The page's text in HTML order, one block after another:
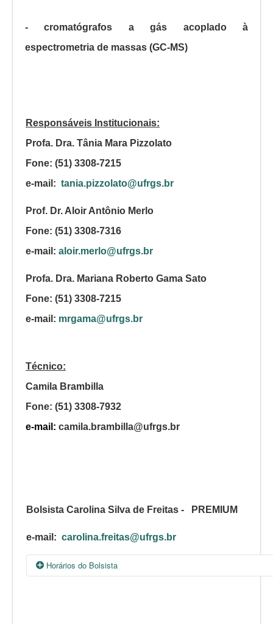
- cromatógrafos a gás acoplado à
espectrometria de massas (GC-MS)
Responsáveis ​​Institucionais:
Profa. Dra. Tânia Mara Pizzolato
Fone: (51) 3308-7215
e-mail: tania.pizzolato@ufrgs.br
Prof. Dr. Aloir Antônio Merlo
Fone: (51) 3308-7316
e-mail: aloir.merlo@ufrgs.br
Profa. Dra. Mariana Roberto Gama Sato
Fone: (51) 3308-7215
e-mail: mrgama@ufrgs.br
Técnico:
Camila Brambilla
Fone: (51) 3308-7932
e-mail: camila.brambilla@ufrgs.br
Bolsista Carolina Silva de Freitas - PREMIUM
e-mail: carolina.freitas@ufrgs.br
Horários do Bolsista